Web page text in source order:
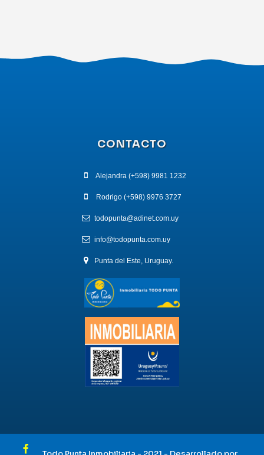
CONTACTO
Alejandra (+598) 9981 1232
Rodrigo (+598) 9976 3727
todopunta@adinet.com.uy
info@todopunta.com.uy
Punta del Este, Uruguay.